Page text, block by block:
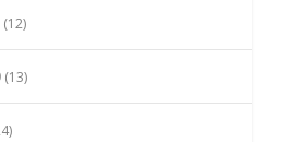
(12)
(13)